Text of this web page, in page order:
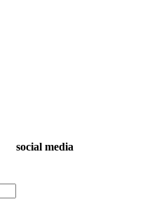
social media